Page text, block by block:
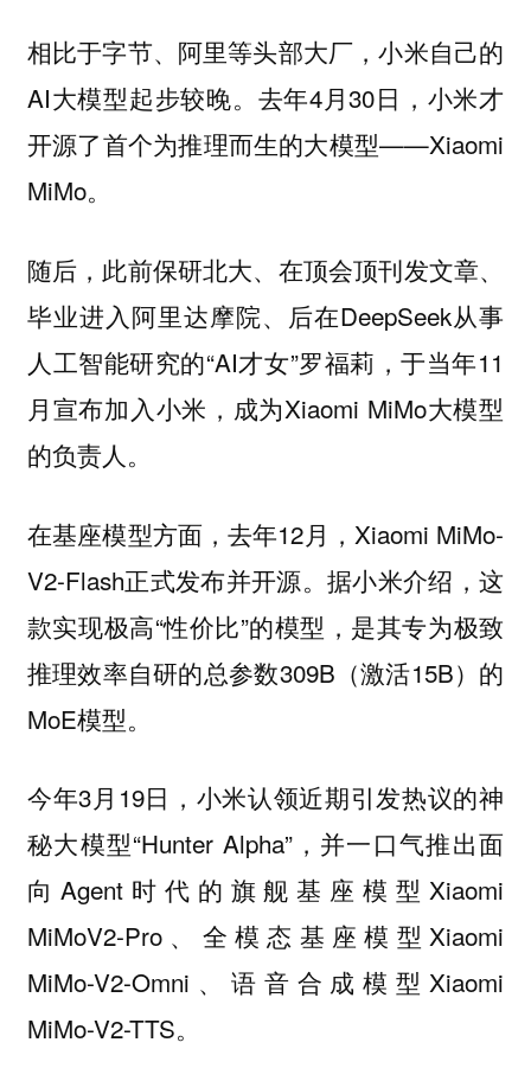
相比于字节、阿里等头部大厂，小米自己的
AI大模型起步较晚。去年4月30日，小米才
开源了首个为推理而生的大模型——Xiaomi
MiMo。
随后，此前保研北大、在顶会顶刊发文章、
毕业进入阿里达摩院、后在DeepSeek从事
人工智能研究的“AI才女”罗福莉，于当年11
月宣布加入小米，成为Xiaomi MiMo大模型
的负责人。
在基座模型方面，去年12月，Xiaomi MiMo-
V2-Flash正式发布并开源。据小米介绍，这
款实现极高“性价比”的模型，是其专为极致
推理效率自研的总参数309B（激活15B）的
MoE模型。
今年3月19日，小米认领近期引发热议的神
秘大模型“Hunter Alpha”，并一口气推出面
向Agent时代的旗舰基座模型Xiaomi
MiMoV2-Pro、全模态基座模型Xiaomi
MiMo-V2-Omni、语音合成模型Xiaomi
MiMo-V2-TTS。